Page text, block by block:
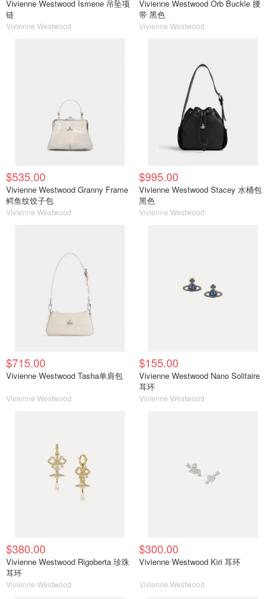
Vivienne Westwood Ismene 吊坠项
链
Vivienne Westwood
Vivienne Westwood Orb Buckle 腰
带 黑色
Vivienne Westwood
$535.00
Vivienne Westwood Granny Frame
鳄鱼纹饺子包
Vivienne Westwood
$995.00
Vivienne Westwood Stacey 水桶包
黑色
Vivienne Westwood
$715.00
Vivienne Westwood Tasha单肩包
Vivienne Westwood
$155.00
Vivienne Westwood Nano Solitaire
耳环
Vivienne Westwood
$380.00
Vivienne Westwood Rigoberta 珍珠
耳环
Vivienne Westwood
$300.00
Vivienne Westwood Kiri 耳环
Vivienne Westwood